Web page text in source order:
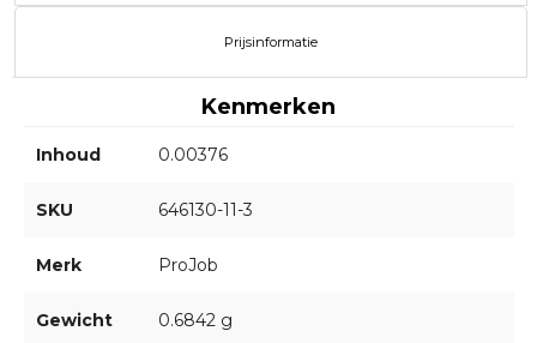
Prijsinformatie
Kenmerken
Inhoud 0.00376
SKU 646130-11-3
Merk ProJob
Gewicht 0.6842 g